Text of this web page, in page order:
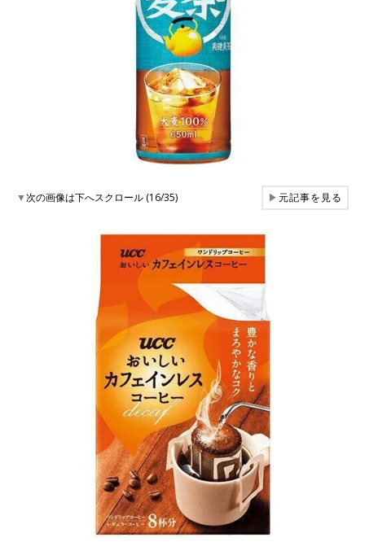
▼次の画像は下へスクロール (16/35) ▶元記事を見る